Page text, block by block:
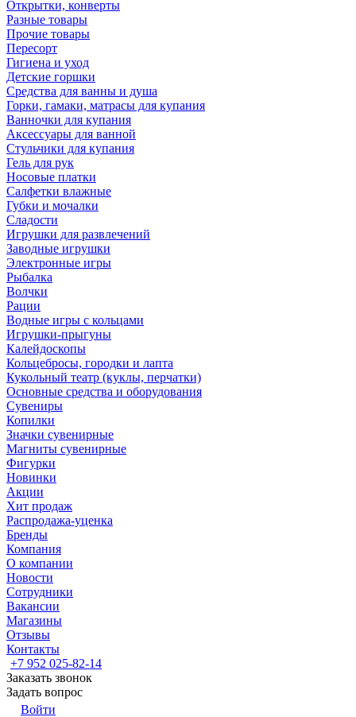
Открытки, конверты
Разные товары
Прочие товары
Пересорт
Гигиена и уход
Детские горшки
Средства для ванны и душа
Горки, гамаки, матрасы для купания
Ванночки для купания
Аксессуары для ванной
Стульчики для купания
Гель для рук
Носовые платки
Салфетки влажные
Губки и мочалки
Сладости
Игрушки для развлечений
Заводные игрушки
Электронные игры
Рыбалка
Волчки
Рации
Водные игры с кольцами
Игрушки-прыгуны
Калейдоскопы
Кольцебросы, городки и лапта
Кукольный театр (куклы, перчатки)
Основные средства и оборудования
Сувениры
Копилки
Значки сувенирные
Магниты сувенирные
Фигурки
Новинки
Акции
Хит продаж
Распродажа-уценка
Бренды
Компания
О компании
Новости
Сотрудники
Вакансии
Магазины
Отзывы
Контакты
+7 952 025-82-14
Заказать звонок
Задать вопрос
Войти